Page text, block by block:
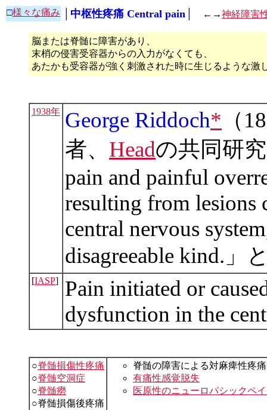
□様々な痛み │中枢性疼痛 Central pain│ ←→神経障害
脳または脊髄に障害があり、
末梢の侵害受容器からの入力がなくても、
あたかも受容器が強く刺激された時に生じるような激
1938年 George Riddoch* （
者、 Headの共同研
pain and painful
resulting from lesions
central nervous
disagreeable kind.」
[IASP]
Pain initiated or
dysfunction in the
○脊髄損傷性疼痛
○脊髄空洞症
○脊髄癆
○脊髄損傷後疼痛
脊髄の障害による対麻痺性疼
有痛性感覚脱失
医原性のニューロパシックペ